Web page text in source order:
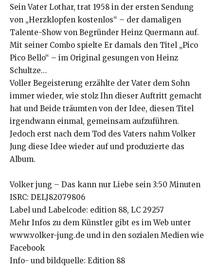
Sein Vater Lothar, trat 1958 in der ersten Sendung
von „Herzklopfen kostenlos“ – der damaligen
Talente-Show von Begründer Heinz Quermann auf.
Mit seiner Combo spielte Er damals den Titel „Pico
Pico Bello“ – im Original gesungen von Heinz
Schultze…
Voller Begeisterung erzählte der Vater dem Sohn
immer wieder, wie stolz Ihn dieser Auftritt gemacht
hat und Beide träumten von der Idee, diesen Titel
irgendwann einmal, gemeinsam aufzuführen.
Jedoch erst nach dem Tod des Vaters nahm Volker
Jung diese Idee wieder auf und produzierte das
Album.
Volker jung – Das kann nur Liebe sein 3:50 Minuten
ISRC: DELJ82079806
Label und Labelcode: edition 88, LC 29257
Mehr Infos zu dem Künstler gibt es im Web unter
www.volker-jung.de und in den sozialen Medien wie
Facebook
Info- und bildquelle: Edition 88